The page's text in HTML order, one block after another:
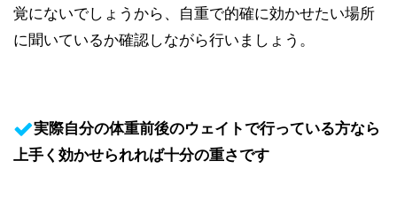
覚にないでしょうから、自重で的確に効かせたい場所
に聞いているか確認しながら行いましょう。
実際自分の体重前後のウェイトで行っている方なら
上手く効かせられれば十分の重さです